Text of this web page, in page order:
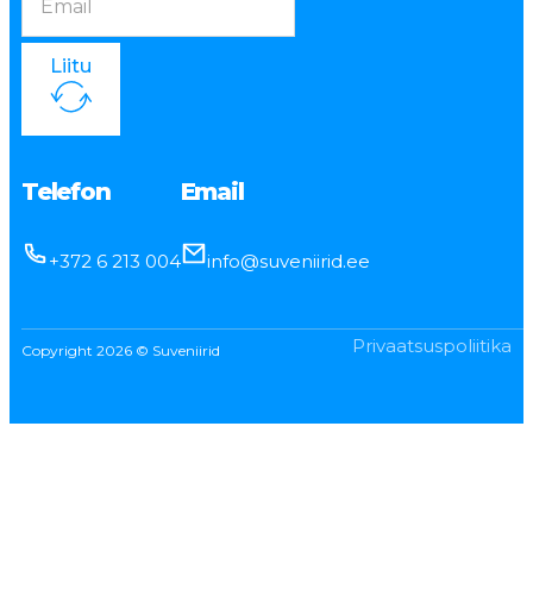
Liitu
Telefon
+372 6 213 004
Email
info@suveniirid.ee
Copyright 2026 © Suveniirid Privaatsuspoliitika